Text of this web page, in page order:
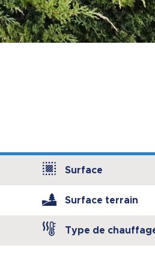
Surface
Surface terrain
Type de